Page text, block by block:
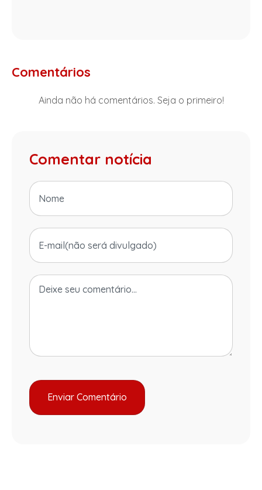
Comentários
Ainda não há comentários. Seja o primeiro!
Comentar notícia